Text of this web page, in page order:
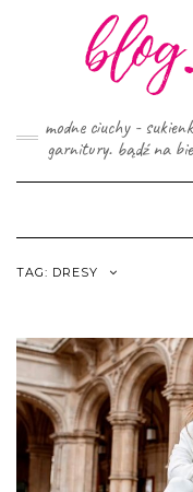
modne ciuchy -
garnitury. bądź na
TAG: DRESY